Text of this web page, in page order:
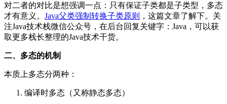
对二者的对比是想强调一点：只有保证子类都是子类型，多态
才有意义。 Java父类强制转换子类原则
，这篇文章了解下。关
注Java技术栈微信公众号，在后台回复关键字：Java，可以获
取更多栈长整理的Java技术干货。
二、多态的机制
本质上多态分两种：
编译时多态（又称静态多态）